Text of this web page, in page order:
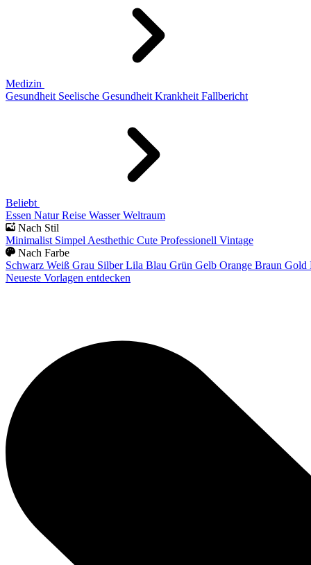
Medizin
Gesundheit Seelische Gesundheit Krankheit Fallbericht
Beliebt
Essen Natur Reise Wasser Weltraum
Nach Stil
Minimalist Simpel Aesthethic Cute Professionell Vintage
Nach Farbe
Schwarz Weiß Grau Silber Lila Blau Grün Gelb Orange Braun Gold
Neueste Vorlagen entdecken